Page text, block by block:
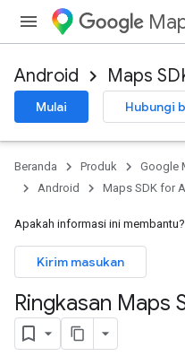
Android Maps
Mulai Hubungi
Beranda Produk Google
Android
Maps SDK for
Apakah informasi ini membantu?
Kirim masukan
Ringkasan Maps